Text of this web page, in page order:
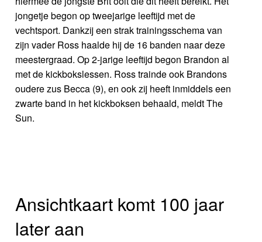
jongetje begon op tweejarige leeftijd met de
vechtsport. Dankzij een strak trainingsschema van
zijn vader Ross haalde hij de 16 banden naar deze
meestergraad. Op 2-jarige leeftijd begon Brandon al
met de kickbokslessen. Ross trainde ook Brandons
oudere zus Becca (9), en ook zij heeft inmiddels een
zwarte band in het kickboksen behaald, meldt The
Sun.
Ansichtkaart komt 100 jaar
later aan